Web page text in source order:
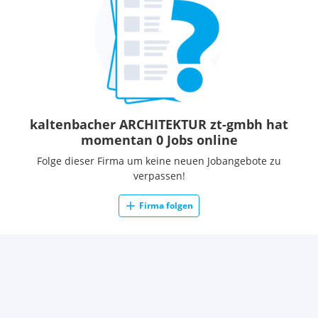
abgeschlossene technische Ausbildung (HTL mit mind. 2
Jahren Berufserfahrung)
gute Kenntnisse in MS-Office und CAD (vorzugsweise
Nemetschek Allplan)
gute Deutschkenntnisse in Wort und Schrift
Selbstständigkeit und Zuverlässigkeit
Engagement, Teamgeist und Begeisterung für Architektur
Unser Angebot
Vollzeitbeschäftigung (40h) und flexible
teamorientierte Bürostruktur mit 30-jähriger Erfahrung
abwechslungsreiche Aufgabengebiete in guter
kaltenbacher ARCHITEKTUR zt-gmbh hat
momentan 0 Jobs online
Folge dieser Firma um keine neuen Jobangebote zu
verpassen!
Firma folgen